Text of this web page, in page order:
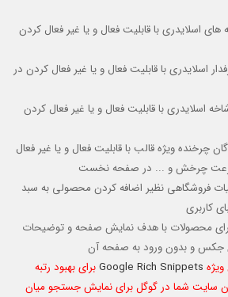
اسلایدری با قابلیت فعال و یا غیر فعال کردن
اسلایدری با قابلیت فعال و یا غیر فعال کردن در
اسلایدری با قابلیت فعال و یا غیر فعال کردن
چرخنده ویژه قالب با قابلیت فعال و یا غیر فعال
چرخش و ... در صفحه نخست
فروشگاهی نظیر اضافه کردن محصولی به سبد
کاربری
محصولات با هدف نمایش صفحه و توضیحات
جکس و بدون ورود به صفحه آن
Google Rich Snippetsبرای بهبود رتبه
سایت شما در گوگل برای نمایش جستجو میان